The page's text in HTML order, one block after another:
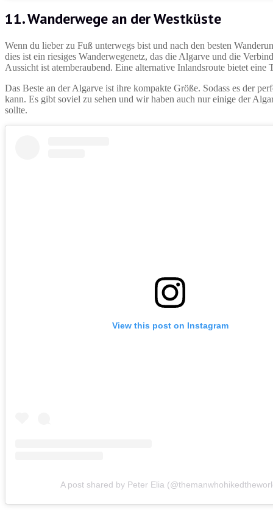
11. Wanderwege an der Westküste
Wenn du lieber zu Fuß unterwegs bist und nach den besten
dies ist ein riesiges Wanderwegenetz, das die Algarve und die
Aussicht ist atemberaubend. Eine alternative Inlandsroute bietet
Das Beste an der Algarve ist ihre kompakte Größe. Sodass es der
kann. Es gibt soviel zu sehen und wir haben auch nur einige der
sollte.
View this post on Instagram
A post shared by Peter Elia